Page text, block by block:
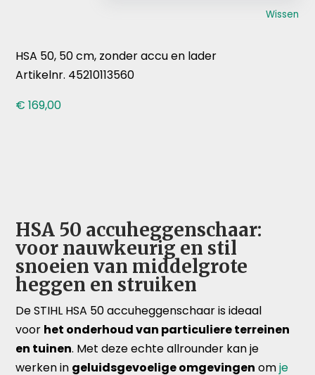
Wissen
HSA 50, 50 cm, zonder accu en lader
Artikelnr. 45210113560
€ 169,00
HSA 50 accuheggenschaar:
voor nauwkeurig en stil
snoeien van middelgrote
heggen en struiken
De STIHL HSA 50 accuheggenschaar is ideaal
voor het onderhoud van particuliere terreinen
en tuinen. Met deze echte allrounder kan je
werken in geluidsgevoelige omgevingen omje